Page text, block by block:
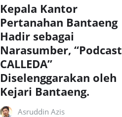
Kepala Kantor
Pertanahan Bantaeng
Hadir sebagai
Narasumber, “Podcast
CALLEDA”
Diselenggarakan oleh
Kejari Bantaeng.
Asruddin Azis